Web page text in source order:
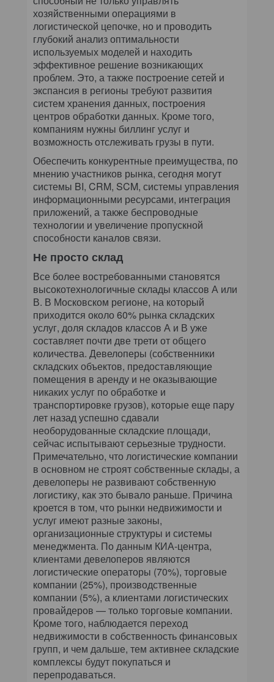
хозяйственными операциями в
логистической цепочке, но и проводить
глубокий анализ оптимальности
используемых моделей и находить
эффективное решение возникающих
проблем. Это, а также построение сетей и
экспансия в регионы требуют развития
систем хранения данных, построения
центров обработки данных. Кроме того,
компаниям нужны биллинг услуг и
возможность отслеживать грузы в пути.
Обеспечить конкурентные преимущества, по
мнению участников рынка, сегодня могут
системы BI, CRM, SCM, системы управления
информационными ресурсами, интеграция
приложений, а также беспроводные
технологии и увеличение пропускной
способности каналов связи.
Не просто склад
Все более востребованными становятся
высокотехнологичные склады классов А или
В. В Московском регионе, на который
приходится около 60% рынка складских
услуг, доля складов классов А и В уже
составляет почти две трети от общего
количества. Девелоперы (собственники
складских объектов, предоставляющие
помещения в аренду и не оказывающие
никаких услуг по обработке и
транспортировке грузов), которые еще пару
лет назад успешно сдавали
необорудованные складские площади,
сейчас испытывают серьезные трудности.
Примечательно, что логистические компании
в основном не строят собственные склады, а
девелоперы не развивают собственную
логистику, как это бывало раньше. Причина
кроется в том, что рынки недвижимости и
услуг имеют разные законы,
организационные структуры и системы
менеджмента. По данным КИА-центра,
клиентами девелоперов являются
логистические операторы (70%), торговые
компании (25%), производственные
компании (5%), а клиентами логистических
провайдеров — только торговые компании.
Кроме того, наблюдается переход
недвижимости в собственность финансовых
групп, и чем дальше, тем активнее складские
комплексы будут покупаться и
перепродаваться.